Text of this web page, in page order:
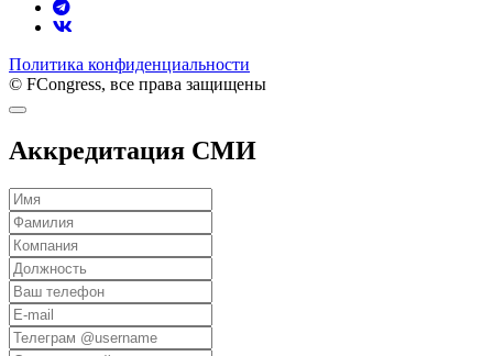
Политика конфиденциальности
© FCongress, все права защищены
Аккредитация СМИ